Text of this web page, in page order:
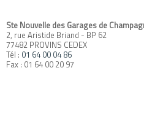
Ste Nouvelle des Garages de
2, rue Aristide Briand - BP 62
77482 PROVINS CEDEX
Tél : 01 64 00 04 86
Fax : 01 64 00 20 97